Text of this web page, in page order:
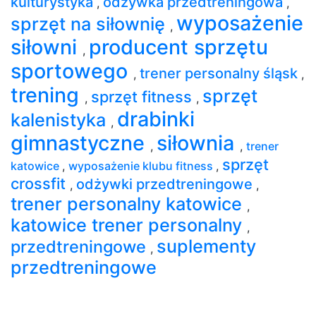
sprzęt na siłownię , wyposażenie
siłowni , producent sprzętu
sportowego , trener personalny śląsk ,
trening , sprzęt fitness , sprzęt
kalenistyka , drabinki
gimnastyczne , siłownia , trener
katowice , wyposażenie klubu fitness , sprzęt
crossfit , odżywki przedtreningowe ,
trener personalny katowice ,
katowice trener personalny ,
przedtreningowe , suplementy
przedtreningowe